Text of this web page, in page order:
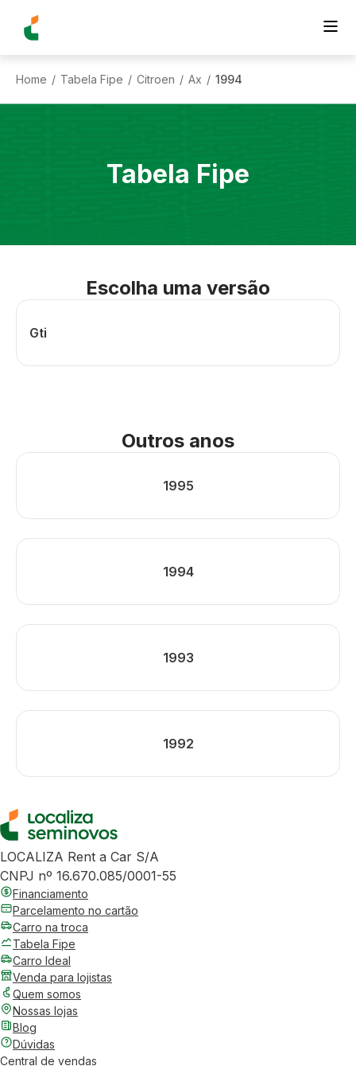
Home / Tabela Fipe / Citroen / Ax / 1994
Tabela Fipe
Escolha uma versão
Gti
Outros anos
1995
1994
1993
1992
LOCALIZA Rent a Car S/A
CNPJ nº 16.670.085/0001-55
Financiamento
Parcelamento no cartão
Carro na troca
Tabela Fipe
Carro Ideal
Venda para lojistas
Quem somos
Nossas lojas
Blog
Dúvidas
Central de vendas